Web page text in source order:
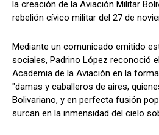
la creación de la Aviación Militar
rebelión cívico militar del 27 de
Mediante un comunicado emitido
sociales, Padrino López reconoció
Academia de la Aviación en la
"damas y caballeros de aires,
Bolivariano, y en perfecta fusión
surcan en la inmensidad del cielo